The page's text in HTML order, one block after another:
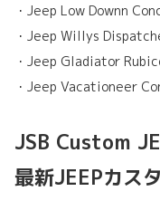
・Jeep Low Downn
・Jeep Willys
・Jeep Gladiator
・Jeep Vacationeer
JSB Custom
最新JEEPカス